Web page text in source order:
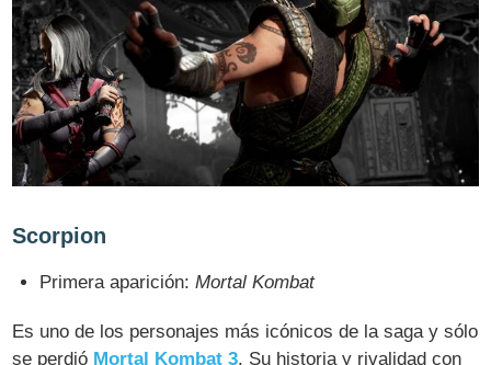
Scorpion
Primera aparición:Mortal Kombat
Es uno de los personajes más icónicos de la saga y sólo
se perdió Mortal Kombat 3. Su historia y rivalidad con